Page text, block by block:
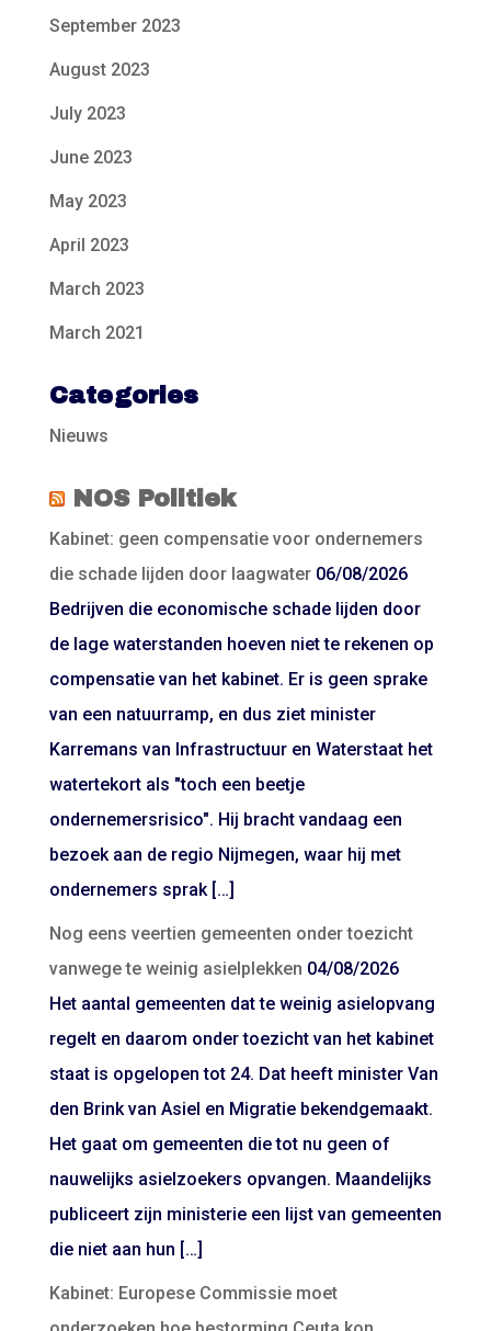
September 2023
August 2023
July 2023
June 2023
May 2023
April 2023
March 2023
March 2021
Categories
Nieuws
NOS Politiek
Kabinet: geen compensatie voor ondernemers
die schade lijden door laagwater 06/08/2026
Bedrijven die economische schade lijden door
de lage waterstanden hoeven niet te rekenen op
compensatie van het kabinet. Er is geen sprake
van een natuurramp, en dus ziet minister
Karremans van Infrastructuur en Waterstaat het
watertekort als "toch een beetje
ondernemersrisico". Hij bracht vandaag een
bezoek aan de regio Nijmegen, waar hij met
ondernemers sprak […]
Nog eens veertien gemeenten onder toezicht
vanwege te weinig asielplekken 04/08/2026
Het aantal gemeenten dat te weinig asielopvang
regelt en daarom onder toezicht van het kabinet
staat is opgelopen tot 24. Dat heeft minister Van
den Brink van Asiel en Migratie bekendgemaakt.
Het gaat om gemeenten die tot nu geen of
nauwelijks asielzoekers opvangen. Maandelijks
publiceert zijn ministerie een lijst van gemeenten
die niet aan hun […]
Kabinet: Europese Commissie moet